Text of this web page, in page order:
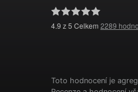
4.9 z 5 Celkem 2289
Toto hodnocení je